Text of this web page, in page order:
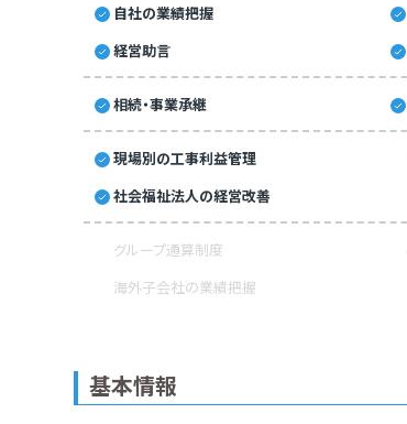
自社の業績把握
経営助言
相続・事業承継
現場別の工事利益管理
社会福祉法人の経営改善
グループ通算制度
海外子会社の業績把握
基本情報